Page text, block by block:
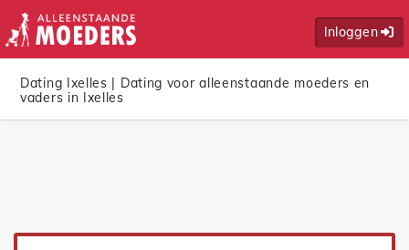
Inloggen
Dating Ixelles | Dating voor alleenstaande moeders en
vaders in Ixelles